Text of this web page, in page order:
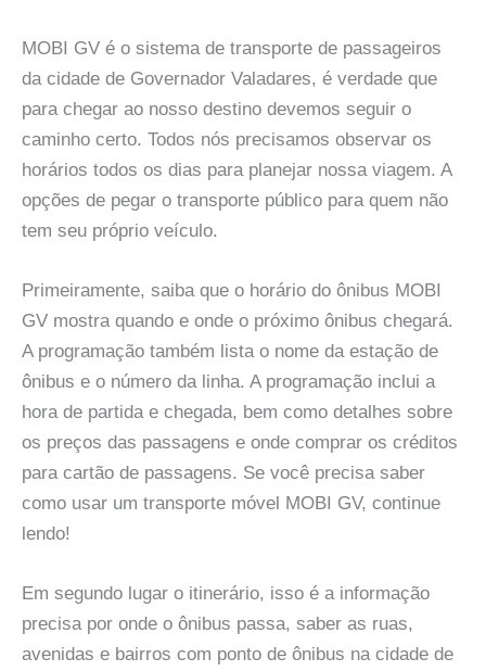
MOBI GV é o sistema de transporte de passageiros
da cidade de Governador Valadares, é verdade que
para chegar ao nosso destino devemos seguir o
caminho certo. Todos nós precisamos observar os
horários todos os dias para planejar nossa viagem. A
opções de pegar o transporte público para quem não
tem seu próprio veículo.
Primeiramente, saiba que o horário do ônibus MOBI
GV mostra quando e onde o próximo ônibus chegará.
A programação também lista o nome da estação de
ônibus e o número da linha. A programação inclui a
hora de partida e chegada, bem como detalhes sobre
os preços das passagens e onde comprar os créditos
para cartão de passagens. Se você precisa saber
como usar um transporte móvel MOBI GV, continue
lendo!
Em segundo lugar o itinerário, isso é a informação
precisa por onde o ônibus passa, saber as ruas,
avenidas e bairros com ponto de ônibus na cidade de